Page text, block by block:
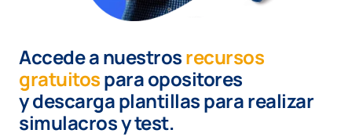
Accede a nuestrosrecursos
gratuitospara opositores
ydescarga plantillas para realizar
simulacros y test.